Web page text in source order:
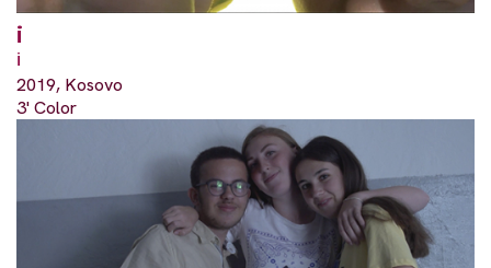
i
i
2019, Kosovo
3' Color